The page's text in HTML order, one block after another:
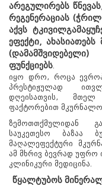
არეგულირებს
რეგენერაციას
აქვს
ეფექტი,
ფუნქციებს
იყო დრო, როცა
პრესტიჟულად
დღეისათვის,
ფაქტორებით
ზემოთთქმულიდან
საუკეთესო ბაზაა
მაღალეფექტური
ამ მხრივ ბევრად უფრო
კლინიკური მედიცინა.
წყალტუბოს
წყალტუბო.
+995 555 63 29
17:00 საათამდე
© 2010 - 2026 CTC - Caucasus
- ყველა უფლება